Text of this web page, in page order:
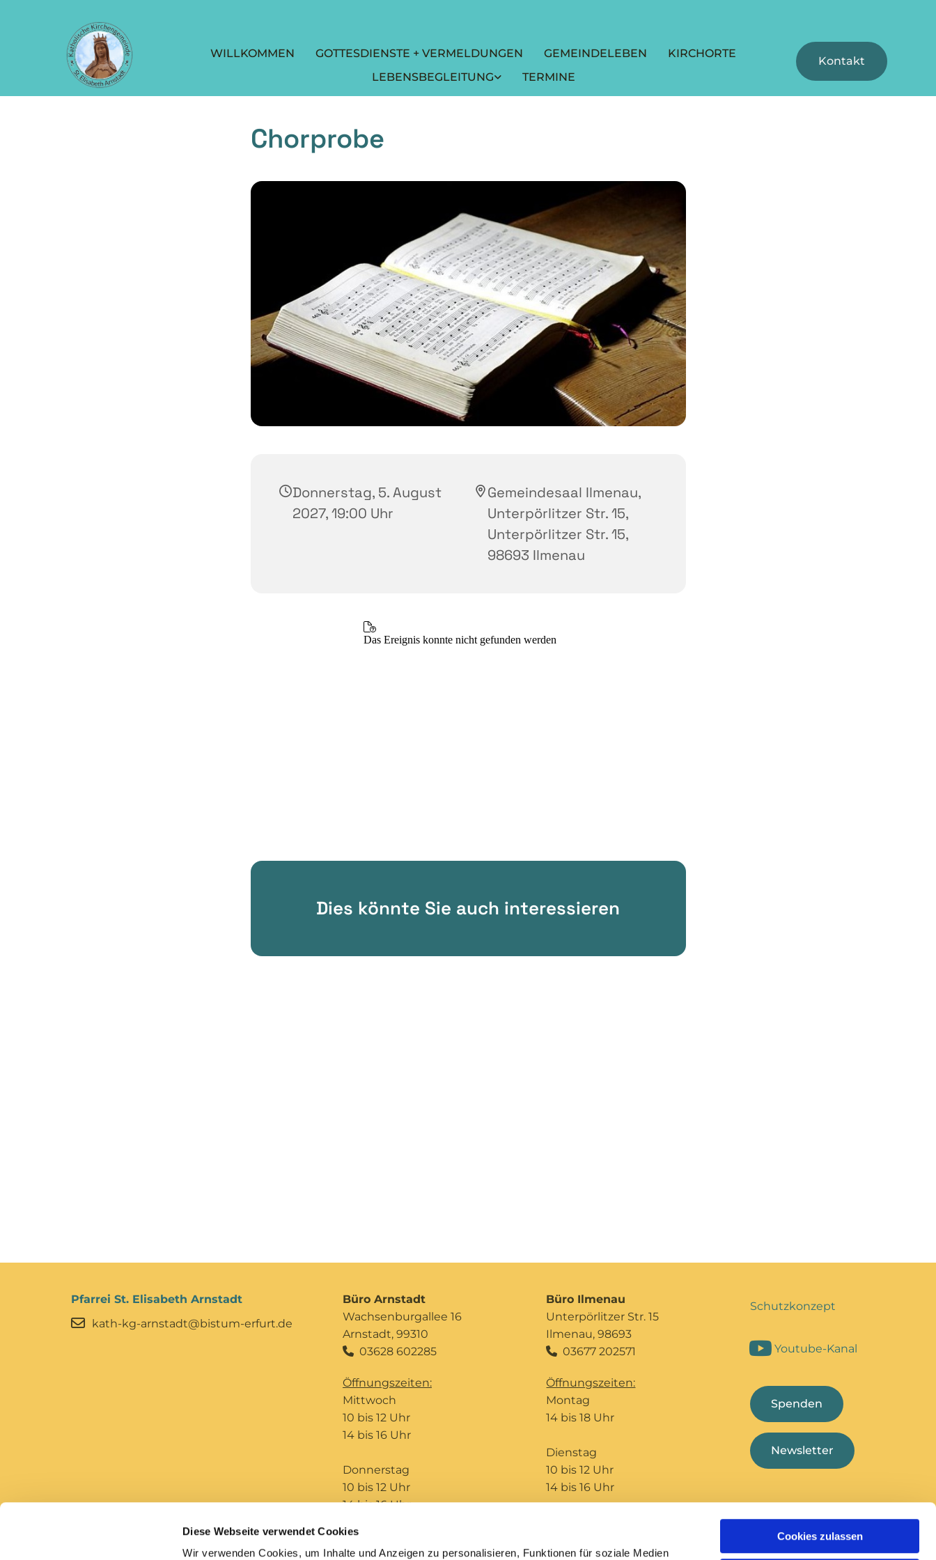
Diese Webseite verwendet Cookies
Wir verwenden Cookies, um Inhalte und Anzeigen zu personalisieren, Funktionen für soziale Medien
Cookies zulassen
WILLKOMMEN GOTTESDIENSTE + VERMELDUNGEN GEMEINDELEBEN
KIRCHORTE
LEBENSBEGLEITUNG
TERMINE
Kontakt
Chorprobe
Donnerstag, 5. August
2027, 19:00 Uhr
Gemeindesaal Ilmenau,
Unterpörlitzer Str. 15,
Unterpörlitzer Str. 15,
98693 Ilmenau
Dies könnte Sie auch interessieren
Pfarrei St. Elisabeth Arnstadt
kath-kg-arnstadt@bistum-erfurt.de
Büro Arnstadt
Wachsenburgallee 16
Arnstadt, 99310
03628 602285
Öffnungszeiten:
Mittwoch
10 bis 12 Uhr
14 bis 16 Uhr
Donnerstag
10 bis 12 Uhr
14 bis 16 Uhr
Büro Ilmenau
Unterpörlitzer Str. 15
Ilmenau, 98693
 03677 202571
Öffnungszeiten:
Montag
14 bis 18 Uhr
Dienstag
10 bis 12 Uhr
14 bis 16 Uhr
Schutzkonzept
Youtube-Kanal
Spenden
Newsletter
Caritas Erfurt Telefonseelsorge Bildungshaus St. Ursula Bildungshaus Marcel